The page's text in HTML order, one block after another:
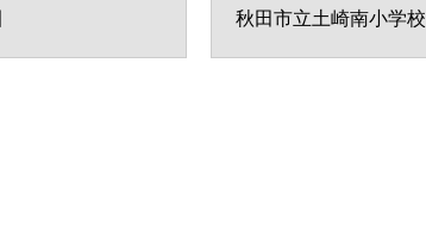
秋田市立土崎南小学校